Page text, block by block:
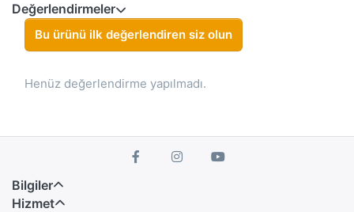
Değerlendirmeler
Bu ürünü ilk değerlendiren siz olun
Henüz değerlendirme yapılmadı.
Bilgiler
Hizmet